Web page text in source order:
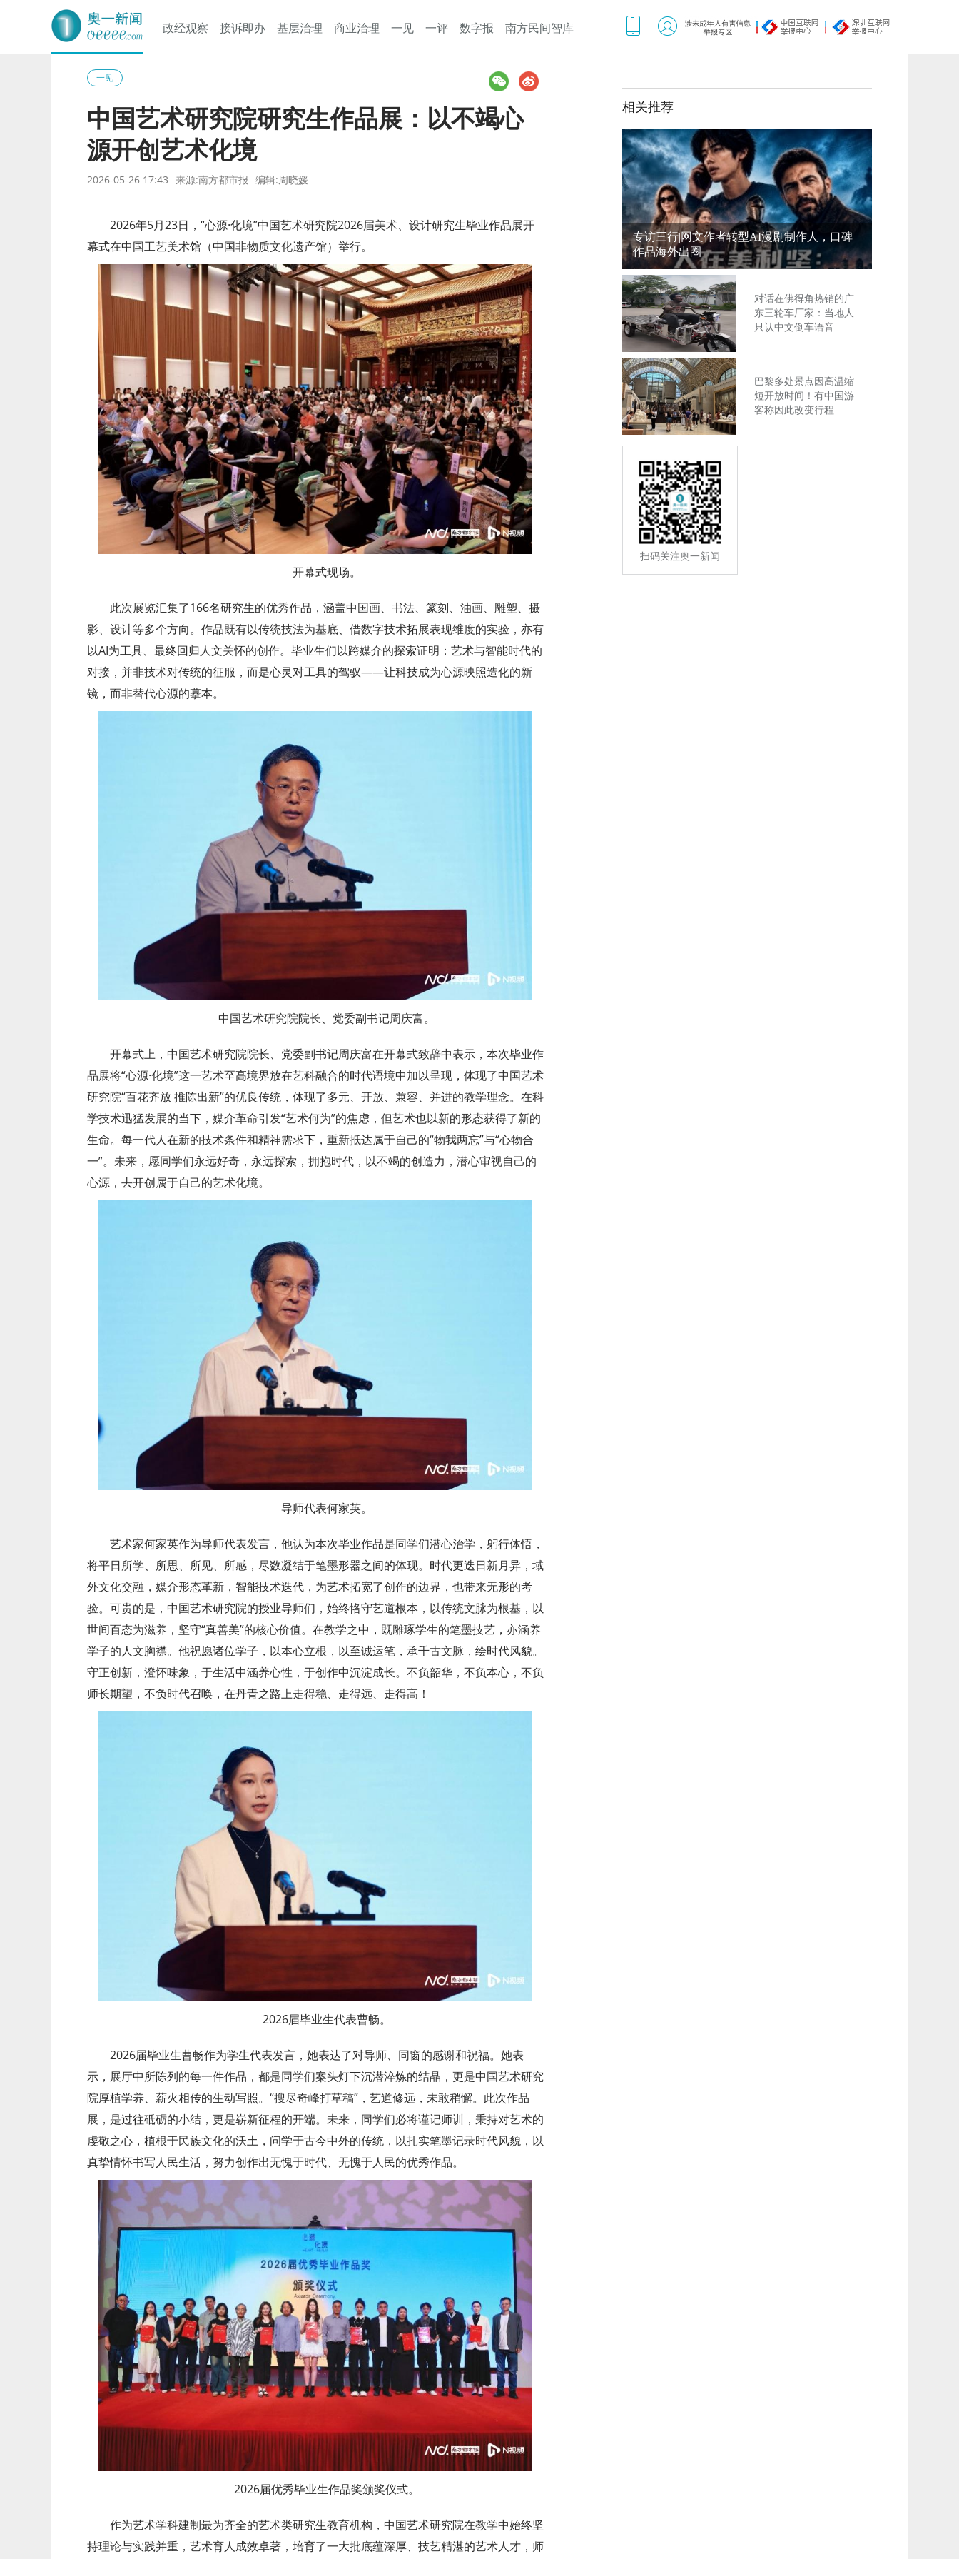
奥一网
政经观察 接诉即办 基层治理 商业治理 一见 一评 数字报 南方民间智库
一见
中国艺术研究院研究生作品展：以不竭心
源开创艺术化境
2026-05-26 17:43 来源:南方都市报 编辑:周晓媛
2026年5月23日，“心源·化境”中国艺术研究院2026届美术、设计研究生毕业作品展开
幕式在中国工艺美术馆（中国非物质文化遗产馆）举行。
开幕式现场。
此次展览汇集了166名研究生的优秀作品，涵盖中国画、书法、篆刻、油画、雕塑、摄
影、设计等多个方向。作品既有以传统技法为基底、借数字技术拓展表现维度的实验，亦有
以AI为工具、最终回归人文关怀的创作。毕业生们以跨媒介的探索证明：艺术与智能时代的
对接，并非技术对传统的征服，而是心灵对工具的驾驭——让科技成为心源映照造化的新
镜，而非替代心源的摹本。
中国艺术研究院院长、党委副书记周庆富。
开幕式上，中国艺术研究院院长、党委副书记周庆富在开幕式致辞中表示，本次毕业作
品展将“心源·化境”这一艺术至高境界放在艺科融合的时代语境中加以呈现，体现了中国艺术
研究院“百花齐放 推陈出新”的优良传统，体现了多元、开放、兼容、并进的教学理念。在科
学技术迅猛发展的当下，媒介革命引发“艺术何为”的焦虑，但艺术也以新的形态获得了新的
生命。每一代人在新的技术条件和精神需求下，重新抵达属于自己的“物我两忘”与“心物合
一”。未来，愿同学们永远好奇，永远探索，拥抱时代，以不竭的创造力，潜心审视自己的
心源，去开创属于自己的艺术化境。
导师代表何家英。
艺术家何家英作为导师代表发言，他认为本次毕业作品是同学们潜心治学，躬行体悟，
将平日所学、所思、所见、所感，尽数凝结于笔墨形器之间的体现。时代更迭日新月异，域
外文化交融，媒介形态革新，智能技术迭代，为艺术拓宽了创作的边界，也带来无形的考
验。可贵的是，中国艺术研究院的授业导师们，始终恪守艺道根本，以传统文脉为根基，以
世间百态为滋养，坚守“真善美”的核心价值。在教学之中，既雕琢学生的笔墨技艺，亦涵养
学子的人文胸襟。他祝愿诸位学子，以本心立根，以至诚运笔，承千古文脉，绘时代风貌。
守正创新，澄怀味象，于生活中涵养心性，于创作中沉淀成长。不负韶华，不负本心，不负
师长期望，不负时代召唤，在丹青之路上走得稳、走得远、走得高！
2026届毕业生代表曹畅。
2026届毕业生曹畅作为学生代表发言，她表达了对导师、同窗的感谢和祝福。她表
示，展厅中所陈列的每一件作品，都是同学们案头灯下沉潜淬炼的结晶，更是中国艺术研究
院厚植学养、薪火相传的生动写照。“搜尽奇峰打草稿”，艺道修远，未敢稍懈。此次作品
展，是过往砥砺的小结，更是崭新征程的开端。未来，同学们必将谨记师训，秉持对艺术的
虔敬之心，植根于民族文化的沃土，问学于古今中外的传统，以扎实笔墨记录时代风貌，以
真挚情怀书写人民生活，努力创作出无愧于时代、无愧于人民的优秀作品。
2026届优秀毕业生作品奖颁奖仪式。
作为艺术学科建制最为齐全的艺术类研究生教育机构，中国艺术研究院在教学中始终坚
持理论与实践并重，艺术育人成效卓著，培育了一大批底蕴深厚、技艺精湛的艺术人才，师
相关推荐
专访三行|网文作者转型AI漫剧制作人，口碑
作品海外出圈
对话在佛得角热销的广
东三轮车厂家：当地人
只认中文倒车语音
巴黎多处景点因高温缩
短开放时间！有中国游
客称因此改变行程
扫码关注奥一新闻